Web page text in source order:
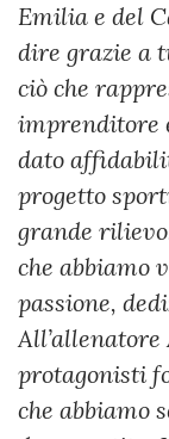
Emilia e del
dire grazie a
ciò che
imprenditore
dato
progetto
grande
che abbiamo
passione,
protagonisti
che abbiamo